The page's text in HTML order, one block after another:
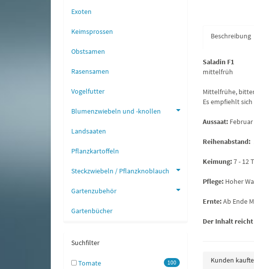
Beschreibung
Saladin F1
mittelfrüh
Mittelfrühe,
Es empfiehlt
Aussaat:
Reihenabstand:
Keimung:7 - 12
Pflege: Hoher
Ernte:Ab Ende
Der Inhalt
Kunden
Exoten
Keimsprossen
Obstsamen
Rasensamen
Vogelfutter
Blumenzwiebeln und -knollen
Landsaaten
Pflanzkartoffeln
Steckzwiebeln / Pflanzknoblauch
Gartenzubehör
Gartenbücher
Suchfilter
100
Tomate